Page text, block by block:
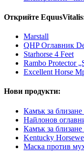
Открийте
Marstall
QHP Оглавник
Starhorse 4 Feet
Rambo Protector
Excellent Horse
Нови продукти:
Камък за
Найлонов
Камък за
Kentucky
Маска против